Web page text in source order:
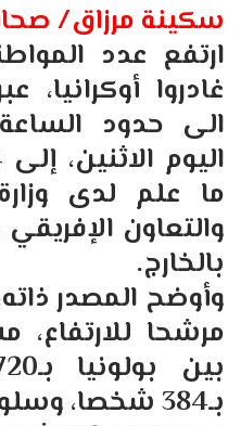
سكينة مرزاق/
ارتفع عدد
غادروا أوكرانيا،
الى حدود
ما علم لدى
والتعاون
بالخارج.
وأوضح المصدر
مرشحا للارتفاع،